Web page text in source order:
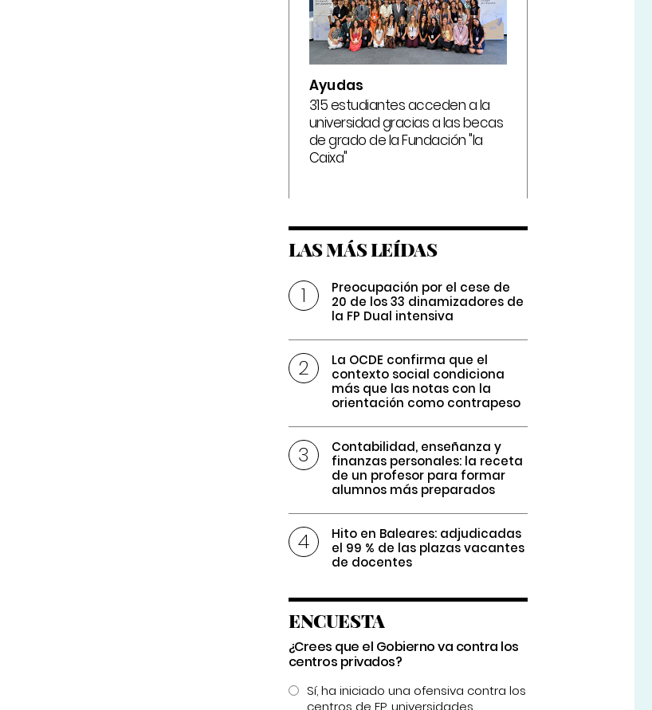
Ayudas
315 estudiantes acceden a la
universidad gracias a las becas
de grado de la Fundación "la
Caixa"
LAS MÁS LEÍDAS
Preocupación por el cese de
20 de los 33 dinamizadores de
la FP Dual intensiva
La OCDE confirma que el
contexto social condiciona
más que las notas con la
orientación como contrapeso
Contabilidad, enseñanza y
finanzas personales: la receta
de un profesor para formar
alumnos más preparados
Hito en Baleares: adjudicadas
el 99 % de las plazas vacantes
de docentes
ENCUESTA
¿Crees que el Gobierno va contra los
centros privados?
Sí, ha iniciado una ofensiva contra los
centros de FP, universidades...